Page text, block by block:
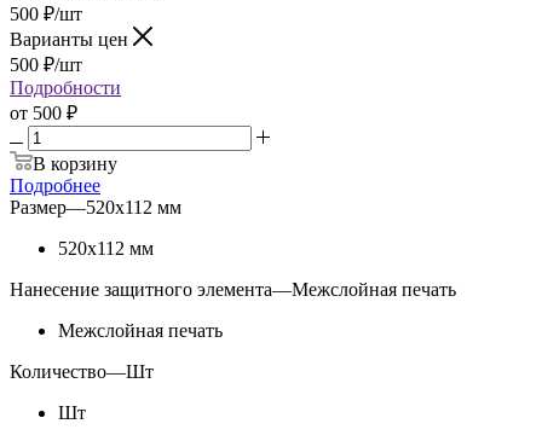
500 ₽/шт
Варианты цен
500 ₽/шт
Подробности
от 500 ₽
В корзину
Подробнее
Размер—520х112 мм
520х112 мм
Нанесение защитного элемента—Межслойная печать
Межслойная печать
Количество—Шт
Шт